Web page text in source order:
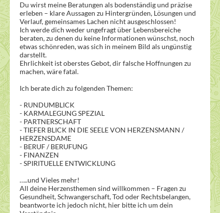
Du wirst meine Beratungen als bodenständig und präzise
erleben – klare Aussagen zu Hintergründen, Lösungen und
Verlauf, gemeinsames Lachen nicht ausgeschlossen!
Ich werde dich weder ungefragt über Lebensbereiche
beraten, zu denen du keine Informationen wünschst, noch
etwas schönreden, was sich in meinem Bild als ungünstig
darstellt.
Ehrlichkeit ist oberstes Gebot, dir falsche Hoffnungen zu
machen, wäre fatal.
Ich berate dich zu folgenden Themen:
- RUNDUMBLICK
- KARMALEGUNG SPEZIAL
- PARTNERSCHAFT
- TIEFER BLICK IN DIE SEELE VON HERZENSMANN /
HERZENSDAME
- BERUF / BERUFUNG
- FINANZEN
- SPIRITUELLE ENTWICKLUNG
…..und Vieles mehr!
All deine Herzensthemen sind willkommen – Fragen zu
Gesundheit, Schwangerschaft, Tod oder Rechtsbelangen,
beantworte ich jedoch nicht, hier bitte ich um dein